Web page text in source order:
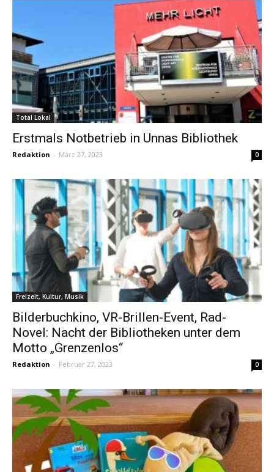
Total Lokal
Erstmals Notbetrieb in Unnas Bibliothek
Redaktion - März 27, 2023 0
Freizeit, Kultur, Musik
Bilderbuchkino, VR-Brillen-Event, Rad-
Novel: Nacht der Bibliotheken unter dem
Motto „Grenzenlos“
Redaktion - Februar 27, 2023 0